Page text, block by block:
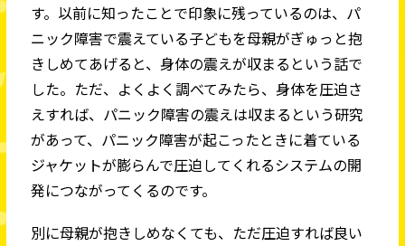
す。以前に知ったことで印象に残っているのは、パ
ニック障害で震えている子どもを母親がぎゅっと抱
きしめてあげると、身体の震えが収まるという話で
した。ただ、よくよく調べてみたら、身体を圧迫さ
えすれば、パニック障害の震えは収まるという研究
があって、パニック障害が起こったときに着ている
ジャケットが膨らんで圧迫してくれるシステムの開
発につながってくるのです。
別に母親が抱きしめなくても、ただ圧迫すれば良い